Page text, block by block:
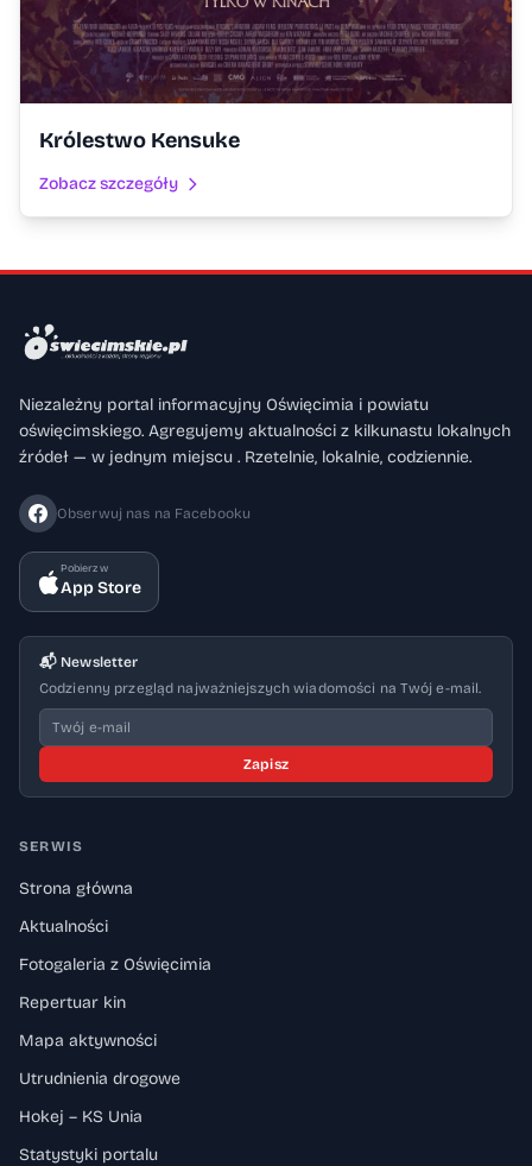
Królestwo Kensuke
Zobacz szczegóły
Niezależny portal informacyjny Oświęcimia i powiatu
oświęcimskiego. Agregujemy aktualności z kilkunastu lokalnych
źródeł — w jednym miejscu . Rzetelnie, lokalnie, codziennie.
Obserwuj nas na Facebooku
Pobierz w
App Store
📬 Newsletter
Codzienny przegląd najważniejszych wiadomości na Twój e-mail.
Zapisz
SERWIS
Strona główna
Aktualności
Fotogaleria z Oświęcimia
Repertuar kin
Mapa aktywności
Utrudnienia drogowe
Hokej – KS Unia
Statystyki portalu